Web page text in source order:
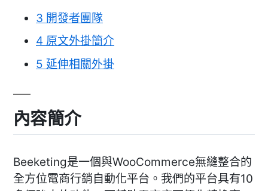
3 開發者團隊
4 原文外掛簡介
5 延伸相關外掛
內容簡介
Beeketing是一個與WooCommerce無縫整合的
全方位電商行銷自動化平台。我們的平台具有10